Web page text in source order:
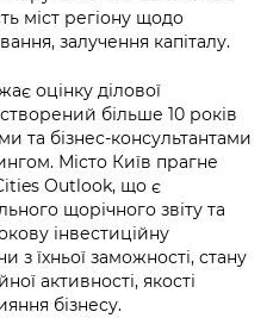
адміністрація
Цифровий
стану
міст регіону щодо
залучення капіталу.
оцінку ділової
більше 10 років
та бізнес-консультантами
Місто Київ прагне
Outlook, що є
щорічного звіту та
інвестиційну
з їхньої заможності, стану
активності, якості
бізнесу.